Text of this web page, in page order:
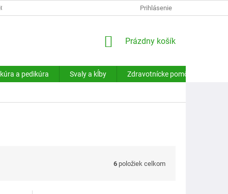
PODMIENKY PODMIENKY OCHRANY OSOBNÝCH ÚDAJOV
Prihlásenie
NÁKUPNÝ
Prázdny košík
a pedikúra Svaly a kĺby Zdravotnícke pomôcky
6 položiek celkom